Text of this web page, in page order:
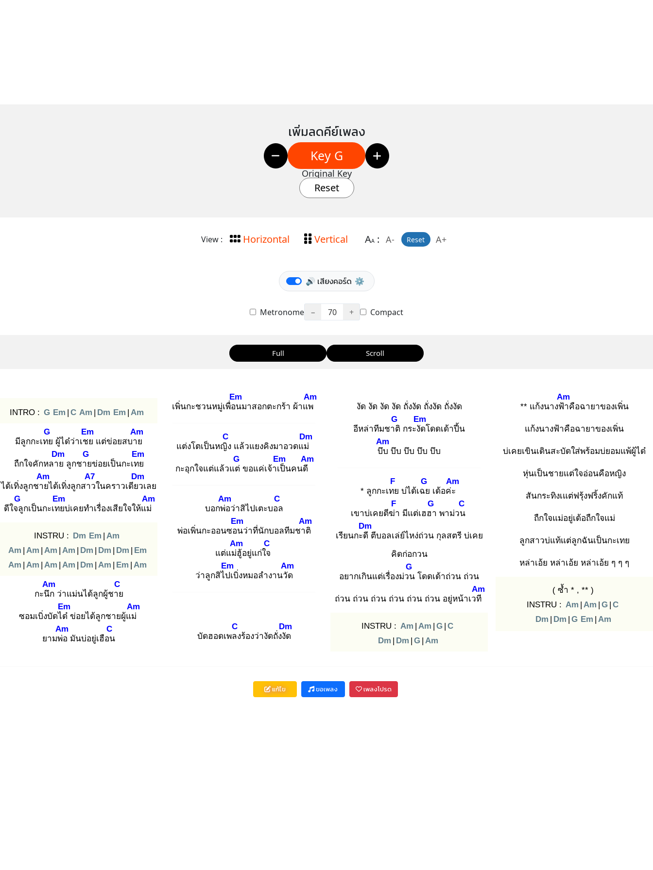
เพิ่มลดคีย์เพลง
Key G
Original Key
Reset
View : Horizontal Vertical AA: A- Reset A+
🔊 เสียงคอร์ด ⚙️
Metronome − 70 + Compact
Full Scroll
INTRO : G Em | C Am | Dm Em | Am
มีลูกกะเทย
G
ผู้ได๋ว่าเชย
Em
แต่ข่อยสบาย
Am
ถืกใจคักหลาย
Dm
ลูกชาย
G
ข่อยเป็นกะเทย
Em
ได้เทิ่งลูกชาย
Am
ได้เทิ่งลูกสาว
A7
ในคราวเดียว
Dm
เลย
ดีใจลู
G
กเป็นกะเทย
Em
บ่เคยทำเรื่องเสียใจให้แม่
Am
INSTRU : Dm Em | Am
Am | Am | Am | Am | Dm | Dm | Dm | Em
Am | Am | Am | Am | Dm | Am | Em | Am
กะนึก
Am
ว่าแม่นได้ลูกผู้ชาย
C
ซอมเบิ่งบัดได๋
Em
ข่อยได้ลูกชายผู้แม่
Am
ยามพ่อ
Am
มันบ่อยู่เฮือน
C
เพิ่นกะชวนหมู่เพื่อน
Em
มาสอกตะกร้า ผ้าแพ
Am
แต่งโตเป็นหญิง
C
แล้วแยงคิงมาอวดแม่
Dm
กะอุกใจแต่แล้วแต่
G
ขอแค่เจ้าเป็
Em
นคนดี
Am
บอกพ่อ
Am
ว่าสิไปเตะบอล
C
พ่อเพิ่นกะออนซอน
Em
ว่าที่นักบอลทีมชาติ
Am
แต่แม่ฮู้
Am
อยู่แก่ใจ
C
ว่าลูกสิไปเ
Em
บิ่งหมอลำงานวัด
Am
บัดฮอดเพลง
C
ร้องว่างัดถั่งงัด
Dm
งัด งัด งัด งัด ถั่งงัด ถั่งงัด ถั่งงัด
อีหล่าทีมชาติ
G
กระงัด
Em
โดดเด้าปี้น
บึบ
Am
บึบ บึบ บึบ บึบ
* ลูกกะเทย
F
บ่ได้เฉย
G
เด้อค่ะ
Am
เขาบ่เคยตีฆ่า
F
มีแต่เฮฮา
G
พาม่วน
C
เรียนกะดี
Dm
ตีบอลเล่ย์ไหง่ถ่วน กุลสตรี บ่เคย
คิดก่อกวน
อยากเกินแต่เรื่องม่วน
G
โดดเด้าถ่วน ถ่วน
ถ่วน ถ่วน ถ่วน ถ่วน ถ่วน ถ่วน อยู่หน้าเวที
Am
INSTRU : Am | Am | G | C
Dm | Dm | G | Am
** แก้งนางฟ้า
Am
คือฉายาของเพิ่น
แก้งนางฟ้าคือฉายาของเพิ่น
บ่เคยเขินเดินสะบัดใส่พร้อมบ่ยอมแพ้ผู้ได๋
หุ่นเป็นชายแต่ใจอ่อนคือหญิง
สันกระทิงเแต่ฟรุ้งฟริ้งคักแท้
ถืกใจแม่อยู่เด้อถืกใจแม่
ลูกสาวบ่แท้แต่ลูกฉันเป็นกะเทย
หล่าเอ้ย หล่าเอ้ย หล่าเอ้ย ๆ ๆ ๆ
( ซ้ำ * , ** )
INSTRU : Am | Am | G | C
Dm | Dm | G Em | Am
แก้ไข ขอเพลง เพลงโปรด